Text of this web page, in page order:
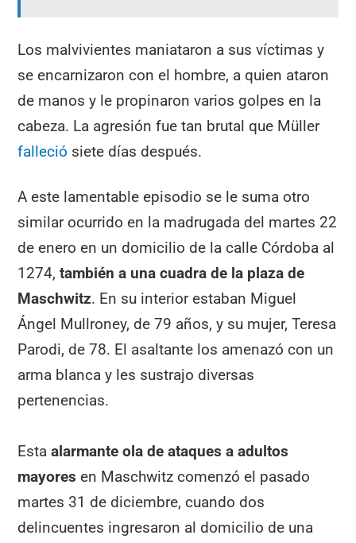
Los malvivientes maniataron a sus víctimas y
se encarnizaron con el hombre, a quien ataron
de manos y le propinaron varios golpes en la
cabeza. La agresión fue tan brutal que Müller
falleció siete días después.
A este lamentable episodio se le suma otro
similar ocurrido en la madrugada del martes 22
de enero en un domicilio de la calle Córdoba al
1274, también a una cuadra de la plaza de
Maschwitz. En su interior estaban Miguel
Ángel Mullroney, de 79 años, y su mujer, Teresa
Parodi, de 78. El asaltante los amenazó con un
arma blanca y les sustrajo diversas
pertenencias.
Estaalarmante ola de ataques a adultos
mayores en Maschwitz comenzó el pasado
martes 31 de diciembre, cuando dos
delincuentes ingresaron al domicilio de una